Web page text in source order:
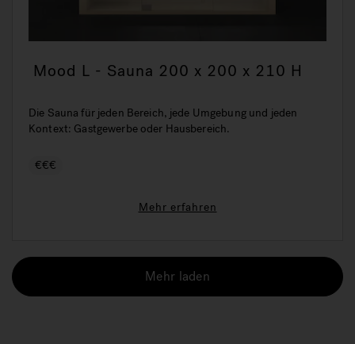
Mood L - Sauna 200 x 200 x 210 H
Die Sauna für jeden Bereich, jede Umgebung und jeden
Kontext: Gastgewerbe oder Hausbereich.
€€€
Mehr erfahren
Mehr laden